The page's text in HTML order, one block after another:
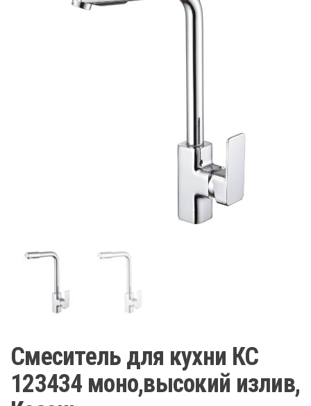
Смеситель для кухни КС
123434 моно,высокий излив,